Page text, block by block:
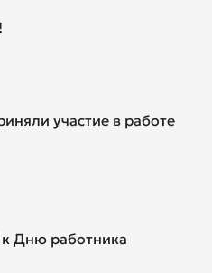
участие в работе
Дню работника